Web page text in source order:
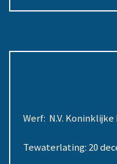
Werf: N.V. Koninklijke
Tewaterlating: 20